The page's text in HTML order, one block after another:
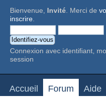
Bienvenue, Invité. Merci de
inscrire.
Connexion avec identifiant,
session
Accueil Forum Aide